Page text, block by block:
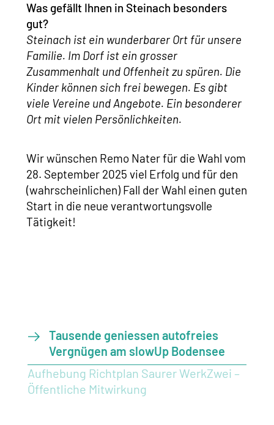
Was gefällt Ihnen in Steinach besonders
gut?
Steinach ist ein wunderbarer Ort für unsere
Familie. Im Dorf ist ein grosser
Zusammenhalt und Offenheit zu spüren. Die
Kinder können sich frei bewegen. Es gibt
viele Vereine und Angebote. Ein besonderer
Ort mit vielen Persönlichkeiten.
Wir wünschen Remo Nater für die Wahl vom
28. September 2025 viel Erfolg und für den
(wahrscheinlichen) Fall der Wahl einen guten
Start in die neue verantwortungsvolle
Tätigkeit!
Tausende geniessen autofreies
Vergnügen am slowUp Bodensee
Aufhebung Richtplan Saurer WerkZwei –
Öffentliche Mitwirkung